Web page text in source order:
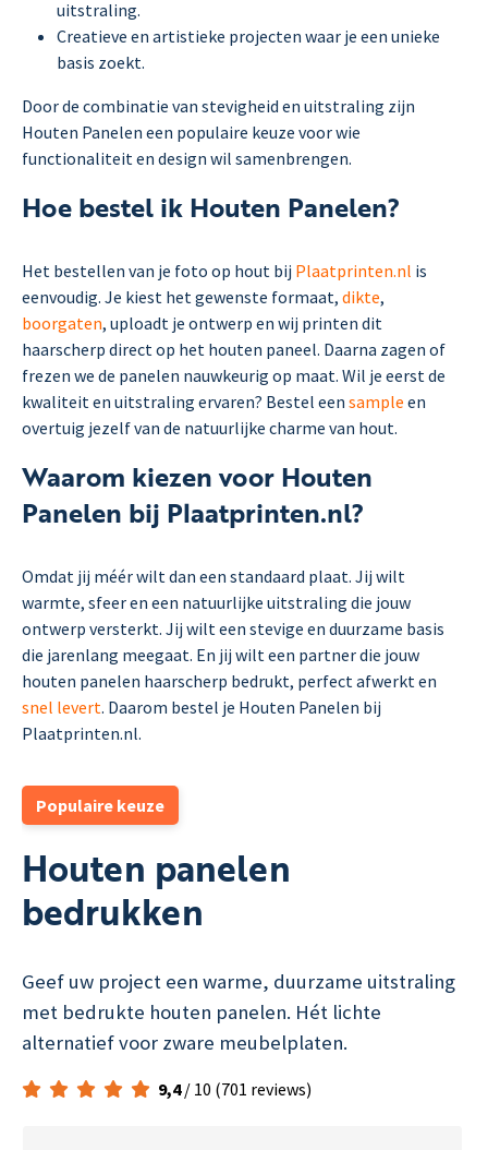
uitstraling.
Creatieve en artistieke projecten waar je een unieke
basis zoekt.
Door de combinatie van stevigheid en uitstraling zijn
Houten Panelen een populaire keuze voor wie
functionaliteit en design wil samenbrengen.
Hoe bestel ik Houten Panelen?
Het bestellen van je foto op hout bij Plaatprinten.nl is
eenvoudig. Je kiest het gewenste formaat, dikte,
boorgaten, uploadt je ontwerp en wij printen dit
haarscherp direct op het houten paneel. Daarna zagen of
frezen we de panelen nauwkeurig op maat. Wil je eerst de
kwaliteit en uitstraling ervaren? Bestel een sample en
overtuig jezelf van de natuurlijke charme van hout.
Waarom kiezen voor Houten
Panelen bij Plaatprinten.nl?
Omdat jij méér wilt dan een standaard plaat. Jij wilt
warmte, sfeer en een natuurlijke uitstraling die jouw
ontwerp versterkt. Jij wilt een stevige en duurzame basis
die jarenlang meegaat. En jij wilt een partner die jouw
houten panelen haarscherp bedrukt, perfect afwerkt en
snel levert. Daarom bestel je Houten Panelen bij
Plaatprinten.nl.
Populaire keuze
Houten panelen
bedrukken
Geef uw project een warme, duurzame uitstraling
met bedrukte houten panelen. Hét lichte
alternatief voor zware meubelplaten.
9,4/ 10 (701 reviews)